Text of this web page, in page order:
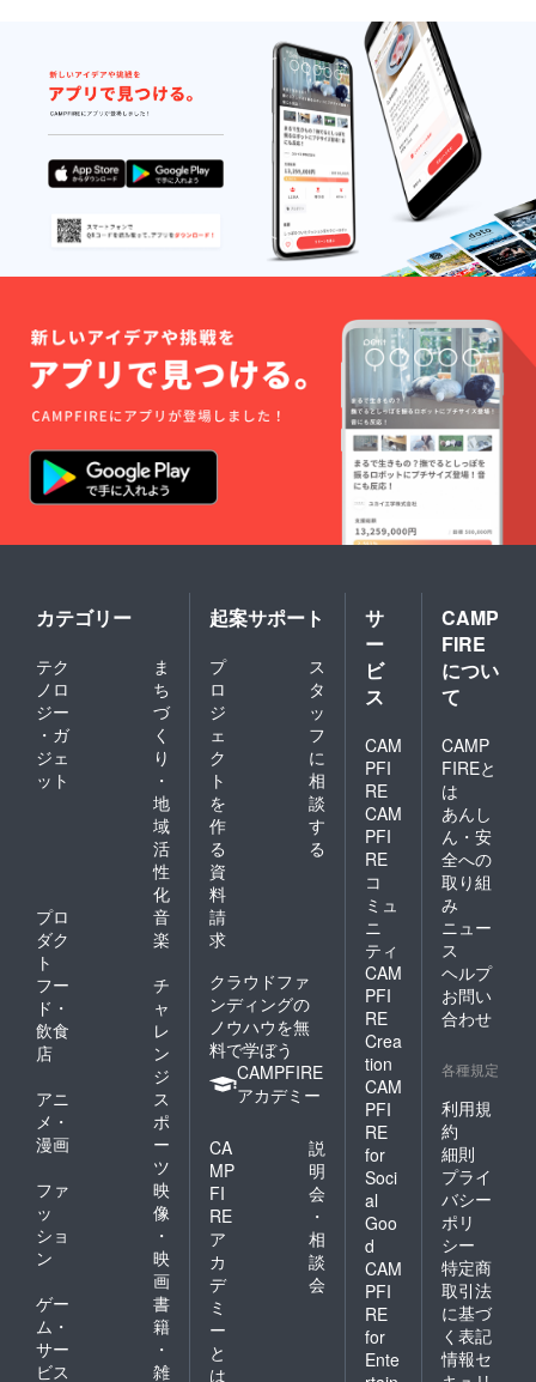
カテゴリー
テク
ノロ
ジー
・ガ
ジェ
ット
ま
ち
づ
く
り
・
地
域
活
性
化
プロ
ダク
ト
音
楽
フー
ド・
飲食
店
チ
ャ
レ
ン
ジ
アニ
メ・
漫画
ス
ポ
ー
ツ
ファ
ッ
ショ
ン
映
像
・
映
画
ゲー
ム・
サー
ビス
書
籍
・
雑
起案サポート
プ
ロ
ジ
ェ
ク
ト
を
作
る
ス
タ
ッ
フ
に
相
談
す
る
資
料
請
求
クラウドファ
ンディングの
ノウハウを無
料で学ぼう
CAMPFIRE
アカデミー
CA
MP
FI
RE
ア
カ
デ
ミ
ー
と
は
説
明
会
・
相
談
会
サ
ー
ビ
ス
CAM
PFI
RE
CAM
PFI
RE
コ
ミュ
ニ
ティ
CAM
PFI
RE
Crea
tion
CAM
PFI
RE
for
Soci
al
Goo
d
CAM
PFI
RE
for
Ente
CAMP
FIRE
につい
て
CAMP
FIREと
は
あんし
ん・安
全への
取り組
み
ニュー
ス
ヘルプ
お問い
合わせ
各種規定
利用規
約
細則
プライ
バシー
ポリ
シー
特定商
取引法
に基づ
く表記
情報セ